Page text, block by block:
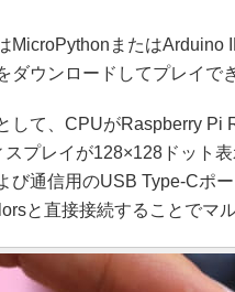
MicroPythonまたはArduino
ダウンロードしてプレイで
して、CPUがRaspberry Pi
スプレイが128×128ドット
び通信用のUSB Type-Cポ
と直接接続することでマ